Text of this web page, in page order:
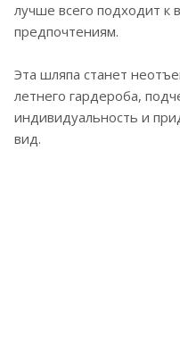
лучше всего подходит к
предпочтениям.
Эта шляпа станет
летнего гардероба,
индивидуальность и
вид.